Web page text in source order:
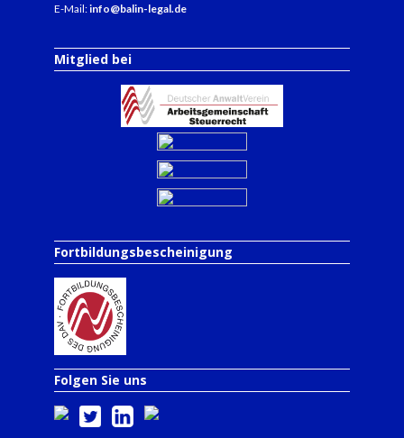
E-Mail:info@balin-legal.de
Mitglied bei
Fortbildungsbescheinigung
Folgen Sie uns